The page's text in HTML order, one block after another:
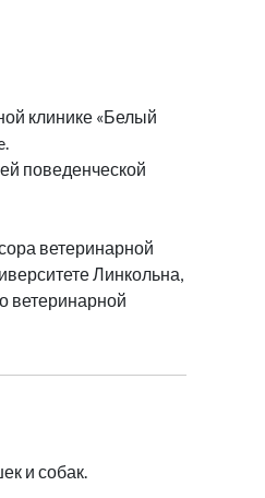
клинике «Белый
поведенческой
ветеринарной
Линкольна,
ветеринарной
и собак.